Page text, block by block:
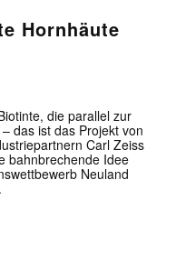
Hornhäute
die parallel zur
das ist das Projekt von
Carl Zeiss
bahnbrechende Idee
Neuland